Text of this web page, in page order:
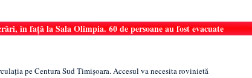
în față la Sala Olimpia. 60 de persoane au fost evacuate
pe Centura Sud Timișoara. Accesul va necesita rovinietă